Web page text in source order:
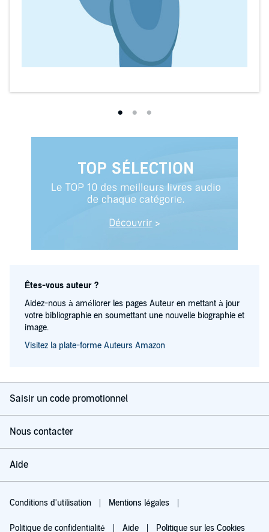
Êtes-vous auteur ?
Aidez-nous à améliorer les pages Auteur en mettant à jour
votre bibliographie en soumettant une nouvelle biographie et
image.
Visitez la plate-forme Auteurs Amazon
Saisir un code promotionnel
Nous contacter
Aide
Conditions d'utilisation Mentions légales
Politique de confidentialité Aide Politique sur les Cookies